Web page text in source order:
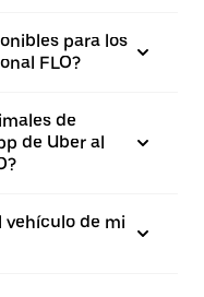
para los
FLO?
de
de Uber al
vehículo de mi